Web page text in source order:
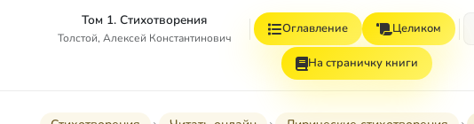
Том 1. Стихотворения
Толстой, Алексей Константинович
Оглавление Целиком
На страничку книги